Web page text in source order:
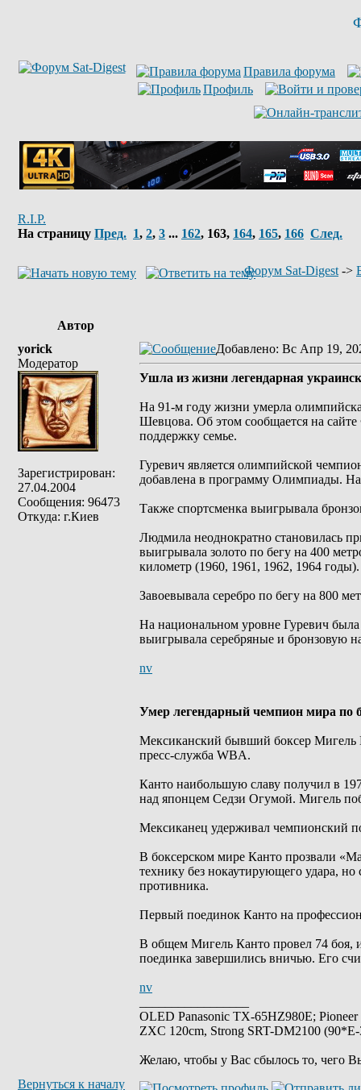
Правила форума
Профиль
R.I.P.
На страницу Пред. 1, 2, 3 ... 162, 163, 164, 165, 166 След.
Форум Sat-Digest ->
Автор
yorick
Модератор
Зарегистрирован:
27.04.2004
Сообщения: 96473
Откуда: г.Киев
Добавлено: Вс Апр 19,
Ушла из жизни легендарная
На 91-м году жизни умерла
Шевцова. Об этом сообщается на
поддержку семье.
Гуревич является олимпийской
добавлена в программу Олимпиады.
Также спортсменка выигрывала
Людмила неоднократно становилась
выигрывала золото по бегу на 400
километр (1960, 1961, 1962, 1964 годы).
Завоевывала серебро по бегу на 800
На национальном уровне Гуревич
выигрывала серебряные и бронзовую
nv
Умер легендарный чемпион мира по
Мексиканский бывший боксер Мигель
пресс-служба WBA.
Канто наибольшую славу получил в
над японцем Седзи Огумой. Мигель
Мексиканец удерживал чемпионский
В боксерском мире Канто прозвали
технику без нокаутирующего удара,
противника.
Первый поединок Канто на
В общем Мигель Канто провел 74 боя,
поединка завершились вничью. Его
nv
OLED Panasonic TX-65HZ980E;
ZXC 120cm, Strong SRT-DM2100
Желаю, чтобы у Вас сбылось то, чего
Вернуться к началу